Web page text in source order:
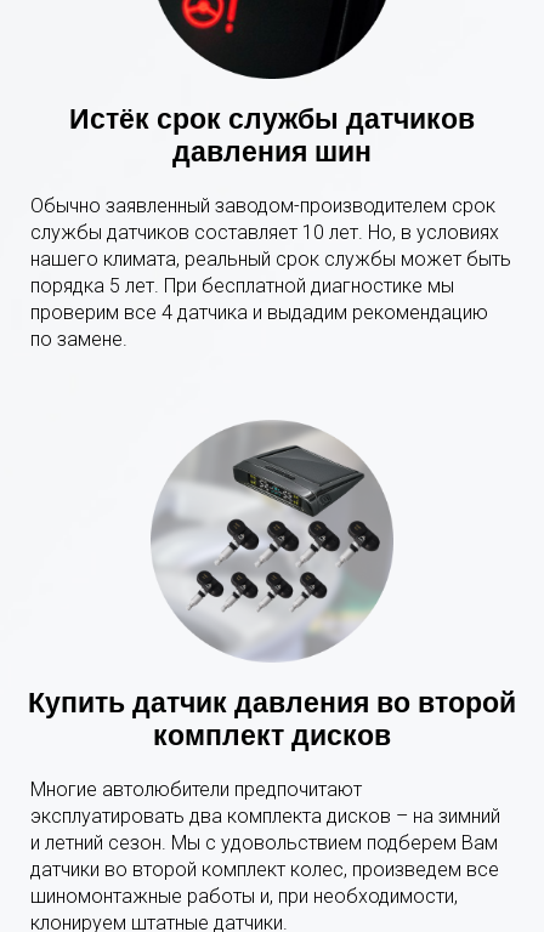
Истёк срок службы датчиков
давления шин
Обычно заявленный заводом-производителем срок
службы датчиков составляет 10 лет. Но, в условиях
нашего климата, реальный срок службы может быть
порядка 5 лет. При бесплатной диагностике мы
проверим все 4 датчика и выдадим рекомендацию
по замене.
Купить датчик давления во второй
комплект дисков
Многие автолюбители предпочитают
эксплуатировать два комплекта дисков – на зимний
и летний сезон. Мы с удовольствием подберем Вам
датчики во второй комплект колес, произведем все
шиномонтажные работы и, при необходимости,
клонируем штатные датчики.